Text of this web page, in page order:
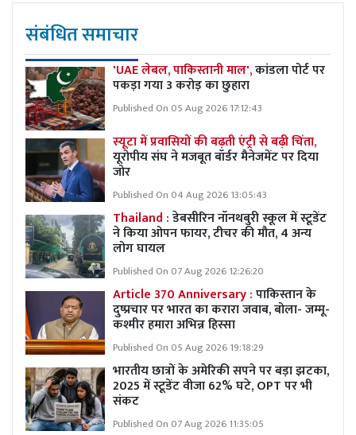
संबंधित समाचार
'UAE लेबल, पाकिस्तानी माल',कांडला पोर्ट पर
पकड़ा गया 3 करोड़ का छुहारा
Published On 05 Aug 2026 17:12:43
स्यूटा में प्रवासियों की बढ़ती एंट्री से बढ़ी चिंता,
यूरोपीय संघ ने मजबूत बॉर्डर मैनेजमेंट पर दिया
जोर
Published On 04 Aug 2026 13:05:43
Thailand :डेबसीरिन नॉनथबुरी स्कूल में स्टूडेंट
ने किया ओपन फायर, टीचर की मौत, 4 अन्य
लोग घायल
Published On 07 Aug 2026 12:26:20
Article 370 Anniversary :पाकिस्तान के
दुष्प्रचार पर भारत का करारा जवाब, बोला- जम्मू-
कश्मीर हमारा अभिन्न हिस्सा
Published On 05 Aug 2026 19:18:29
भारतीय छात्रों के अमेरिकी सपने पर बड़ा झटका,
2025 में स्टूडेंट वीजा 62% घटे, OPT पर भी
संकट
Published On 07 Aug 2026 11:35:05